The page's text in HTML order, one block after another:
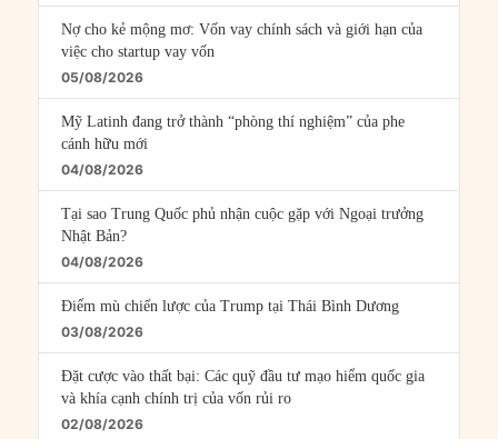
Nợ cho kẻ mộng mơ: Vốn vay chính sách và giới hạn của
việc cho startup vay vốn
05/08/2026
Mỹ Latinh đang trở thành “phòng thí nghiệm” của phe
cánh hữu mới
04/08/2026
Tại sao Trung Quốc phủ nhận cuộc gặp với Ngoại trưởng
Nhật Bản?
04/08/2026
Điểm mù chiến lược của Trump tại Thái Bình Dương
03/08/2026
Đặt cược vào thất bại: Các quỹ đầu tư mạo hiểm quốc gia
và khía cạnh chính trị của vốn rủi ro
02/08/2026